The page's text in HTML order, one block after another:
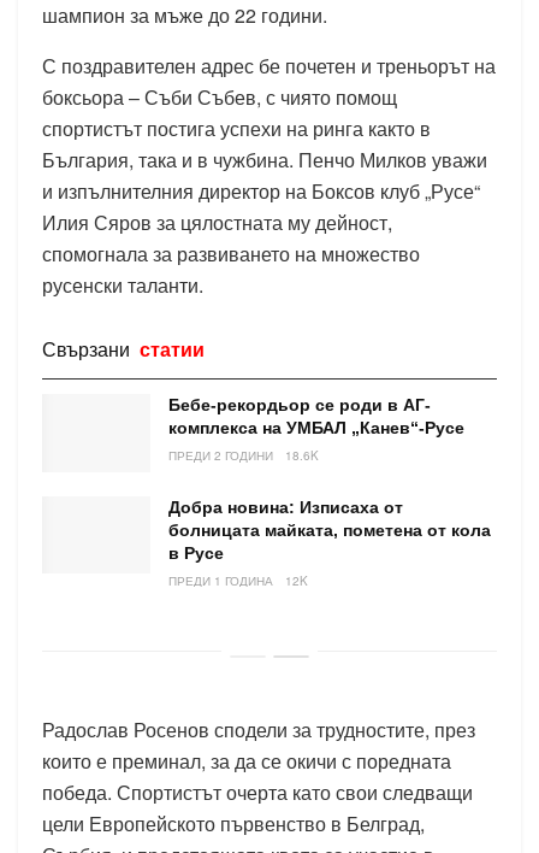
шампион за мъже до 22 години.
С поздравителен адрес бе почетен и треньорът на
боксьора – Съби Събев, с чиято помощ
спортистът постига успехи на ринга както в
България, така и в чужбина. Пенчо Милков уважи
и изпълнителния директор на Боксов клуб „Русе“
Илия Сяров за цялостната му дейност,
спомогнала за развиването на множество
русенски таланти.
Свързани статии
Бебе-рекордьор се роди в АГ-
комплекса на УМБАЛ „Канев“-Русе
ПРЕДИ 2 ГОДИНИ 18.6K
Добра новина: Изписаха от
болницата майката, пометена от кола
в Русе
ПРЕДИ 1 ГОДИНА 12K
Радослав Росенов сподели за трудностите, през
които е преминал, за да се окичи с поредната
победа. Спортистът очерта като свои следващи
цели Европейското първенство в Белград,